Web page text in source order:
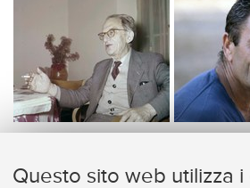
Questo sito web utilizza